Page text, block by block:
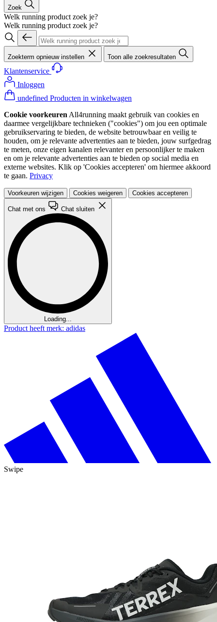
Zoek
Welk running product zoek je?
Welk running product zoek je?
Zoekterm opnieuw instellen Toon alle zoekresultaten
Klantenservice
Inloggen
undefined Producten in winkelwagen
Cookie voorkeuren All4running maakt gebruik van cookies en
daarmee vergelijkbare technieken ("cookies") om jou een optimale
gebruikservaring te bieden, de website betrouwbaar en veilig te
houden, om je relevante advertenties aan te bieden, jouw surfgedrag
te meten, onze eigen kanalen relevanter en persoonlijker te maken
en om je relevante advertenties aan te bieden op social media en
externe websites. Klik op 'Cookies accepteren' om hiermee akkoord
te gaan. Privacy
Voorkeuren wijzigen Cookies weigeren Cookies accepteren
Chat met ons Chat sluiten
Loading...
Product heeft merk: adidas
Swipe